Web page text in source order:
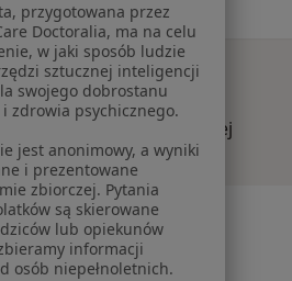
okolicy
miejsc. Sprawdź później
przygotowana przez
Doctoralia, ma na celu
w jaki sposób ludzie
sztucznej inteligencji
swojego dobrostanu
zdrowia psychicznego.
jest anonimowy, a wyniki
i prezentowane
zbiorczej. Pytania
są skierowane
lub opiekunów
informacji
osób niepełnoletnich.